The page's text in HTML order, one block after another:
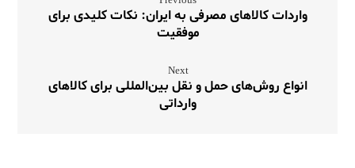
واردات کالاهای مصرفی به ایران: نکات کلیدی برای
موفقیت
Next
انواع روش‌های حمل و نقل بین‌المللی برای کالاهای
وارداتی